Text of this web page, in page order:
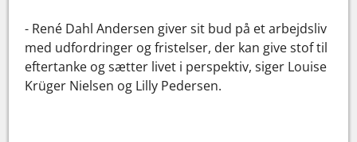
- René Dahl Andersen giver sit bud på et arbejdsliv
med udfordringer og fristelser, der kan give stof til
eftertanke og sætter livet i perspektiv, siger Louise
Krüger Nielsen og Lilly Pedersen.